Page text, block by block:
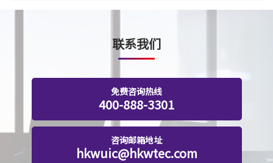
联系我们
免费咨询热线
400-888-3301
咨询邮箱地址
hkwuic@hkwtec.com